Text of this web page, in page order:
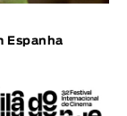
Espanha